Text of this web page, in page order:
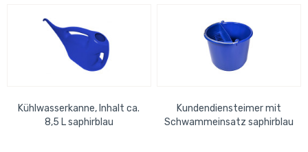
Kühlwasserkanne, Inhalt ca.
8,5 L saphirblau
Kundendiensteimer mit
Schwammeinsatz saphirblau